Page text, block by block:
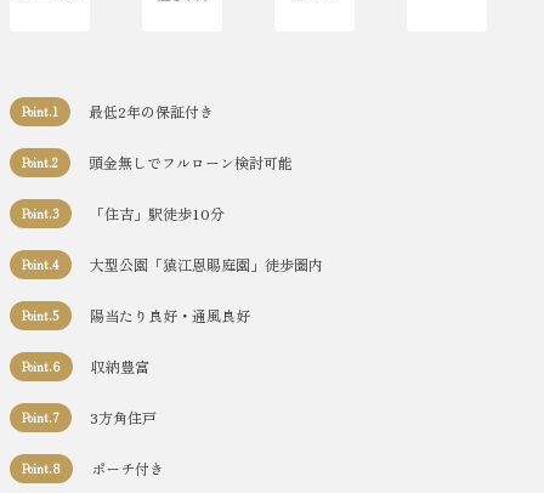
Point.1 最低2年の保証付き
Point.2 頭金無しでフルローン検討可能
Point.3 「住吉」駅徒歩10分
Point.4 大型公園「猿江恩賜庭園」徒歩圏内
Point.5 陽当たり良好・通風良好
Point.6 収納豊富
Point.7 3方角住戸
Point.8 ポーチ付き